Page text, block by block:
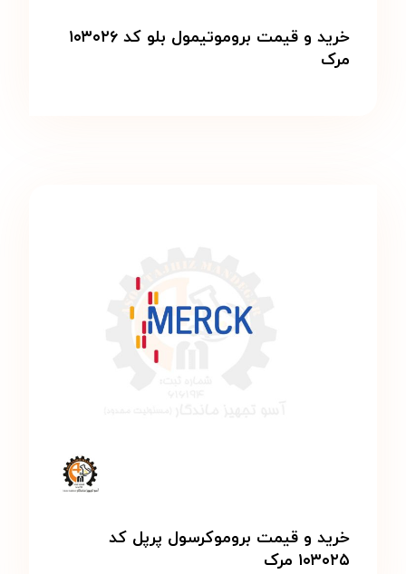
خرید و قیمت بروموتیمول بلو کد ۱۰۳۰۲۶
مرک
خرید و قیمت بروموکرسول پرپل کد
۱۰۳۰۲۵ مرک